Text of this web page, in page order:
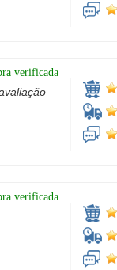
verificada
verificada